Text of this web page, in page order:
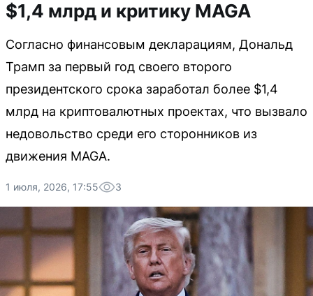
$1,4 млрд и критику MAGA
Согласно финансовым декларациям, Дональд
Трамп за первый год своего второго
президентского срока заработал более $1,4
млрд на криптовалютных проектах, что вызвало
недовольство среди его сторонников из
движения MAGA.
1 июля, 2026, 17:55 3